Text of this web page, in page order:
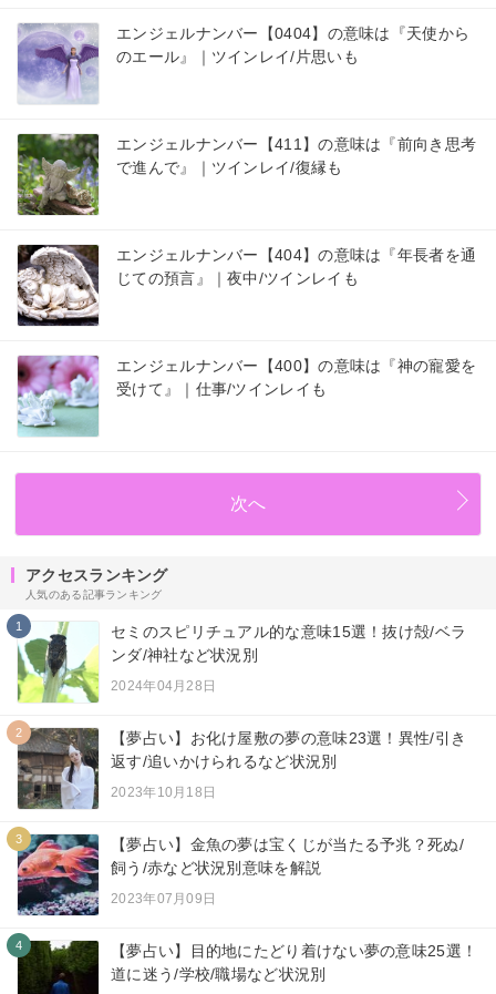
エンジェルナンバー【0404】の意味は『天使から
のエール』｜ツインレイ/片思いも
エンジェルナンバー【411】の意味は『前向き思考
で進んで』｜ツインレイ/復縁も
エンジェルナンバー【404】の意味は『年長者を通
じての預言』｜夜中/ツインレイも
エンジェルナンバー【400】の意味は『神の寵愛を
受けて』｜仕事/ツインレイも
次へ
アクセスランキング
人気のある記事ランキング
1
セミのスピリチュアル的な意味15選！抜け殻/ベラ
ンダ/神社など状況別
2024年04月28日
2
【夢占い】お化け屋敷の夢の意味23選！異性/引き
返す/追いかけられるなど状況別
2023年10月18日
3
【夢占い】金魚の夢は宝くじが当たる予兆？死ぬ/
飼う/赤など状況別意味を解説
2023年07月09日
4
【夢占い】目的地にたどり着けない夢の意味25選！
道に迷う/学校/職場など状況別